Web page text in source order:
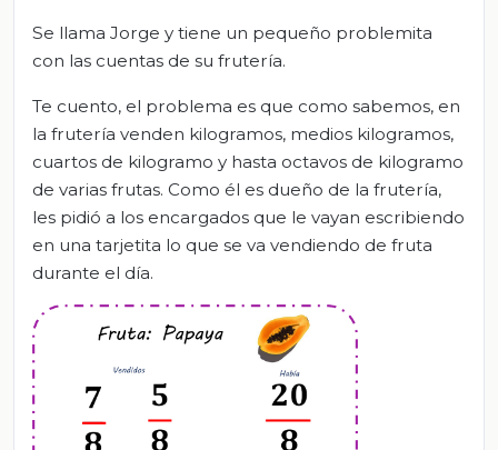
Se llama Jorge y tiene un pequeño problemita
con las cuentas de su frutería.
Te cuento, el problema es que como sabemos, en
la frutería venden kilogramos, medios kilogramos,
cuartos de kilogramo y hasta octavos de kilogramo
de varias frutas. Como él es dueño de la frutería,
les pidió a los encargados que le vayan escribiendo
en una tarjetita lo que se va vendiendo de fruta
durante el día.